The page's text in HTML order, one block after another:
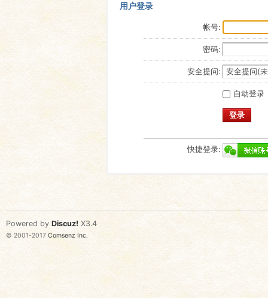
用户登录
帐号:
密码:
安全提问:
自动登录
登录
快捷登录:
Powered by Discuz! X3.4
© 2001-2017 Comsenz Inc.